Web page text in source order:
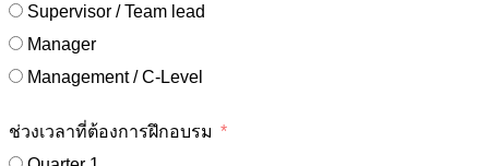
Supervisor / Team lead
Manager
Management / C-Level
ช่วงเวลาที่ต้องการฝึกอบรม